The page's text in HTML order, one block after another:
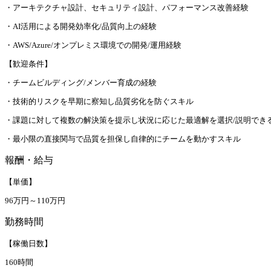
・アーキテクチャ設計、セキュリティ設計、パフォーマンス改善経験
・AI活用による開発効率化/品質向上の経験
・AWS/Azure/オンプレミス環境での開発/運用経験
【歓迎条件】
・チームビルディング/メンバー育成の経験
・技術的リスクを早期に察知し品質劣化を防ぐスキル
・課題に対して複数の解決策を提示し状況に応じた最適解を選択/説明でき
・最小限の直接関与で品質を担保し自律的にチームを動かすスキル
報酬・給与
【単価】
96万円～110万円
勤務時間
【稼働日数】
160時間